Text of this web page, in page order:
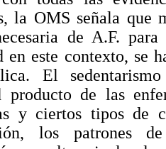
la OMS señala
de A.F.
en este contexto, se
El
producto de las
y ciertos tipos de
los patrones